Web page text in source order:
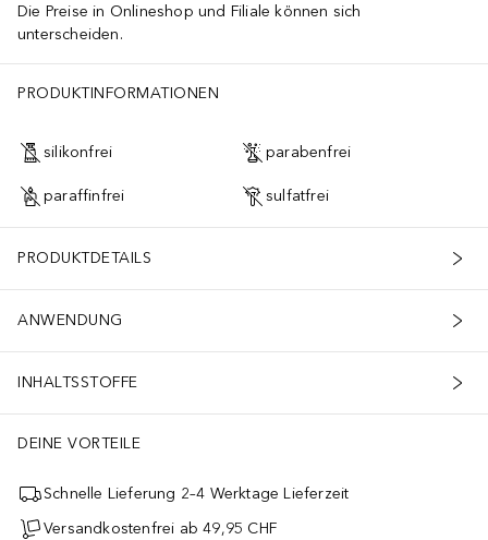
Die Preise in Onlineshop und Filiale können sich
unterscheiden.
PRODUKTINFORMATIONEN
silikonfrei parabenfrei
paraffinfrei sulfatfrei
PRODUKTDETAILS
ANWENDUNG
INHALTSSTOFFE
DEINE VORTEILE
Schnelle Lieferung 2–4 Werktage Lieferzeit
Versandkostenfrei ab 49,95 CHF